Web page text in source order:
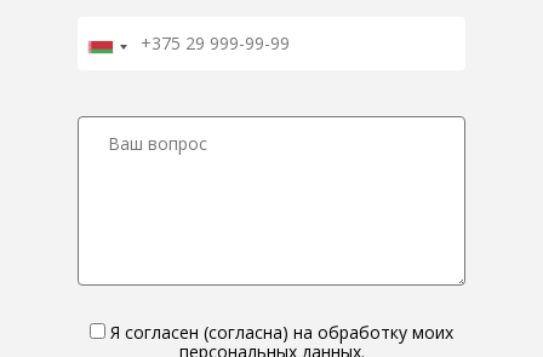
Я согласен (согласна) на обработку моих
персональных данных.